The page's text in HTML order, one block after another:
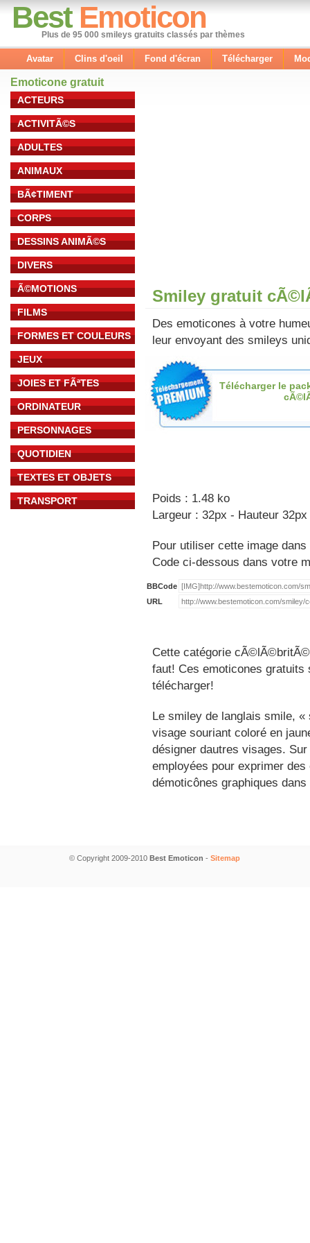
Best Emoticon
Plus de 95 000 smileys gratuits classés par thèmes
Avatar Clins d'oeil Fond d'écran Télécharger
Emoticone gratuit
ACTEURS
ACTIVITÃ©S
ADULTES
ANIMAUX
BÃ¢TIMENT
CORPS
DESSINS ANIMÃ©S
DIVERS
Ã©MOTIONS
FILMS
FORMES ET COULEURS
JEUX
JOIES ET FÃªTES
ORDINATEUR
PERSONNAGES
QUOTIDIEN
TEXTES ET OBJETS
TRANSPORT
Smiley gratuit
Des emoticones à votre
leur envoyant des smileys
Télécharger le
Poids : 1.48 ko
Largeur : 32px - Hauteur 32px
Pour utiliser cette image
Code ci-dessous dans votre
BBCode
URL
Cette catégorie
faut! Ces emoticones
télécharger!
Le smiley de langlais smile,
visage souriant coloré en
désigner dautres visages.
employées pour exprimer
démoticônes graphiques
© Copyright 2009-2010 Best Emoticon - Sitemap